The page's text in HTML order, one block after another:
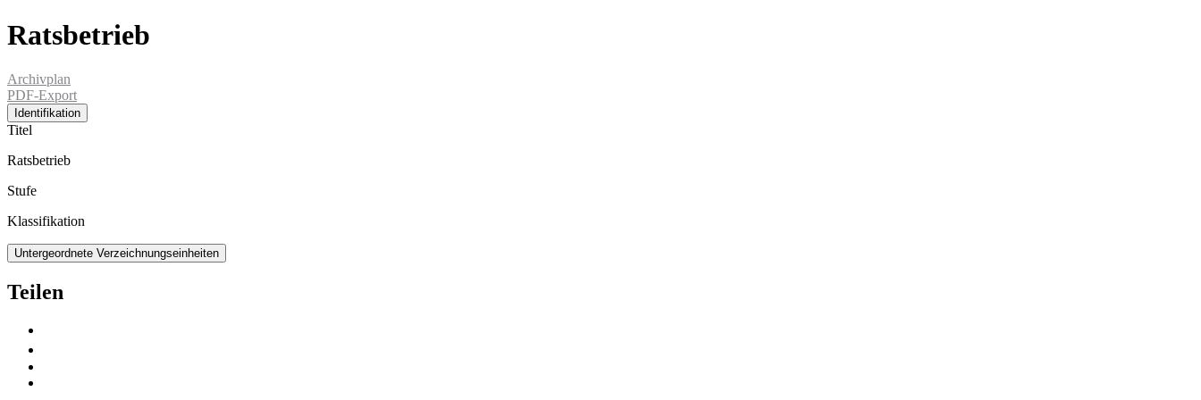
Ratsbetrieb
Archivplan
PDF-Export
Identifikation
Titel
Ratsbetrieb
Stufe
Klassifikation
Untergeordnete Verzeichnungseinheiten
Teilen